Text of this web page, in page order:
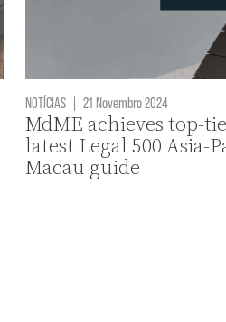
NOTÍCIAS | 21 Novembro 2024
MdME achieves top-
latest Legal 500 Asia-
Macau guide